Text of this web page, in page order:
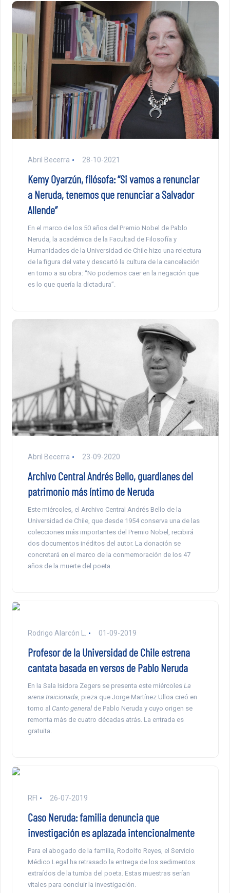
Abril Becerra 28-10-2021
Kemy Oyarzún, filósofa: “Si vamos a renunciar
a Neruda, tenemos que renunciar a Salvador
Allende”
En el marco de los 50 años del Premio Nobel de Pablo
Neruda, la académica de la Facultad de Filosofía y
Humanidades de la Universidad de Chile hizo una relectura
de la figura del vate y descartó la cultura de la cancelación
en torno a su obra: “No podemos caer en la negación que
es lo que quería la dictadura”.
Abril Becerra 23-09-2020
Archivo Central Andrés Bello, guardianes del
patrimonio más íntimo de Neruda
Este miércoles, el Archivo Central Andrés Bello de la
Universidad de Chile, que desde 1954 conserva una de las
colecciones más importantes del Premio Nobel, recibirá
dos documentos inéditos del autor. La donación se
concretará en el marco de la conmemoración de los 47
años de la muerte del poeta.
Rodrigo Alarcón L. 01-09-2019
Profesor de la Universidad de Chile estrena
cantata basada en versos de Pablo Neruda
En la Sala Isidora Zegers se presenta este miércoles La
arena traicionada , pieza que Jorge Martínez Ulloa creó en
torno al Canto generalde Pablo Neruda y cuyo origen se
remonta más de cuatro décadas atrás. La entrada es
gratuita.
RFI 26-07-2019
Caso Neruda: familia denuncia que
investigación es aplazada intencionalmente
Para el abogado de la familia, Rodolfo Reyes, el Servicio
Médico Legal ha retrasado la entrega de los sedimentos
extraídos de la tumba del poeta. Estas muestras serían
vitales para concluir la investigación.